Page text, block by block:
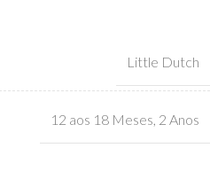
Little Dutch
12 aos 18 Meses 2 Anos